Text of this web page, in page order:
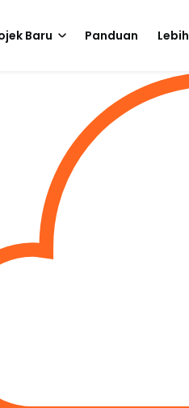
Baru Panduan Lebih